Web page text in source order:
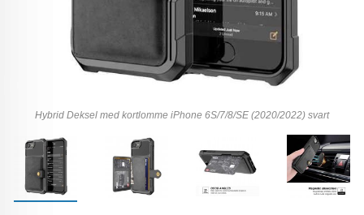
Hybrid Deksel med kortlomme iPhone 6S/7/8/SE (2020/2022) svart